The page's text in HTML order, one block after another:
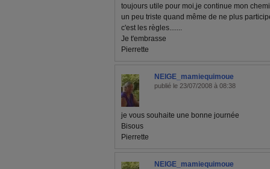
toujours utile pour moi,je continue mon
un peu triste quand même de ne plus
c'est les règles.......
Je t'embrasse
Pierrette
NEIGE_mamiequimoue
publié le 23/07/2008 à 08:38
je vous souhaite une bonne journée
Bisous
Pierrette
NEIGE_mamiequimoue